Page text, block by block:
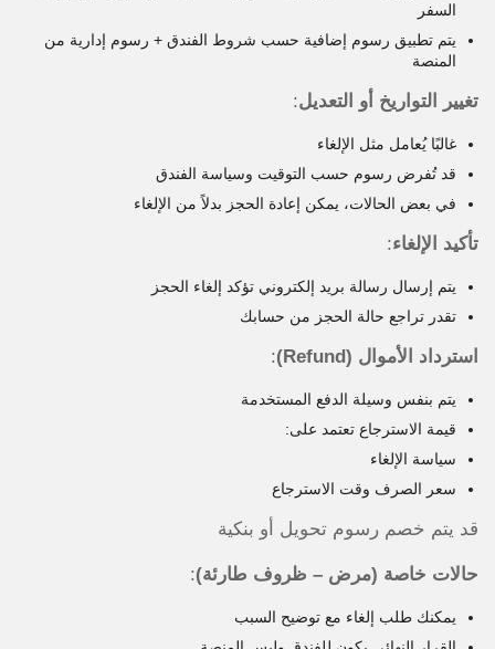
السفر
يتم تطبيق رسوم إضافية حسب شروط الفندق + رسوم إدارية من
المنصة
تغيير التواريخ أو التعديل:
غالبًا يُعامل مثل الإلغاء
قد تُفرض رسوم حسب التوقيت وسياسة الفندق
في بعض الحالات، يمكن إعادة الحجز بدلاً من الإلغاء
تأكيد الإلغاء:
يتم إرسال رسالة بريد إلكتروني تؤكد إلغاء الحجز
تقدر تراجع حالة الحجز من حسابك
استرداد الأموال (Refund) :
يتم بنفس وسيلة الدفع المستخدمة
قيمة الاسترجاع تعتمد على:
سياسة الإلغاء
سعر الصرف وقت الاسترجاع
قد يتم خصم رسوم تحويل أو بنكية
حالات خاصة (مرض – ظروف طارئة):
يمكنك طلب إلغاء مع توضيح السبب